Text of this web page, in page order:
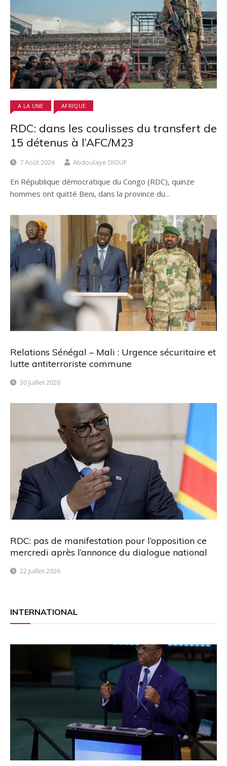
A LA UNE AFRIQUE
RDC: dans les coulisses du transfert de
15 détenus à l’AFC/M23
7 Août 2026 Abdoulaye DIOUF
En République démocratique du Congo (RDC), quinze
hommes ont quitté Beni, dans la province du...
Relations Sénégal – Mali : Urgence sécuritaire et
lutte antiterroriste commune
30 Juillet 2026
RDC: pas de manifestation pour l’opposition ce
mercredi après l’annonce du dialogue national
22 Juillet 2026
INTERNATIONAL